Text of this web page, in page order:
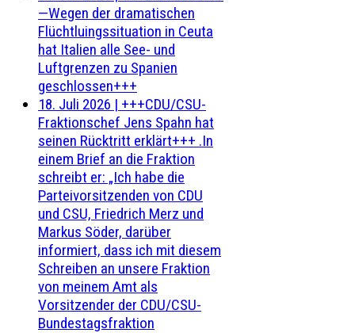
—Wegen der dramatischen
Flüchtluingssituation in Ceuta
hat Italien alle See- und
Luftgrenzen zu Spanien
geschlossen+++
18. Juli 2026 | +++CDU/CSU-
Fraktionschef Jens Spahn hat
seinen Rücktritt erklärt+++ .In
einem Brief an die Fraktion
schreibt er: „Ich habe die
Parteivorsitzenden von CDU
und CSU, Friedrich Merz und
Markus Söder, darüber
informiert, dass ich mit diesem
Schreiben an unsere Fraktion
von meinem Amt als
Vorsitzender der CDU/CSU-
Bundestagsfraktion